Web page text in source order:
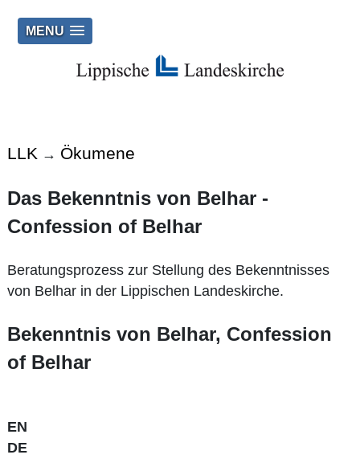
MENU
LLK → Ökumene
Das Bekenntnis von Belhar -
Confession of Belhar
Beratungsprozess zur Stellung des Bekenntnisses
von Belhar in der Lippischen Landeskirche.
Bekenntnis von Belhar, Confession
of Belhar
EN
DE